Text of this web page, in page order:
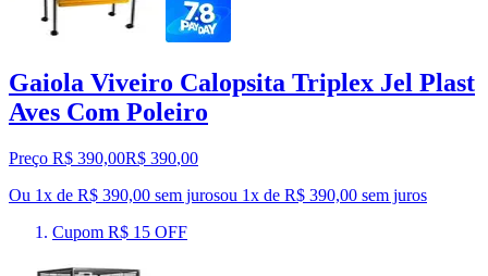
Gaiola Viveiro Calopsita Triplex Jel Plast
Aves Com Poleiro
Preço R$ 390,00R$ 390,00
Ou 1x de R$ 390,00 sem jurosou 1x de R$ 390,00 sem juros
Cupom R$ 15 OFF